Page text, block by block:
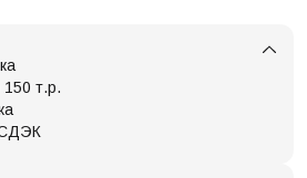
т.р.